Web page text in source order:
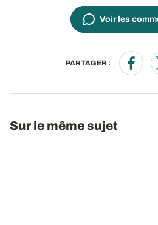
Voir les
PARTAGER :
Opens
Sur le même sujet